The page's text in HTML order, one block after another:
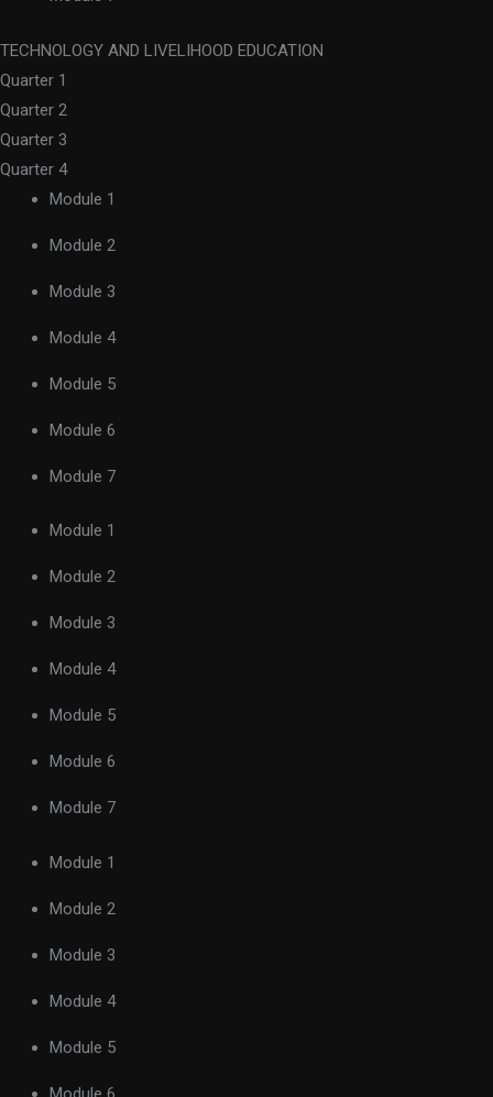
TECHNOLOGY AND LIVELIHOOD EDUCATION
Quarter 1
Quarter 2
Quarter 3
Quarter 4
Module 1
Module 2
Module 3
Module 4
Module 5
Module 6
Module 7
Module 1
Module 2
Module 3
Module 4
Module 5
Module 6
Module 7
Module 1
Module 2
Module 3
Module 4
Module 5